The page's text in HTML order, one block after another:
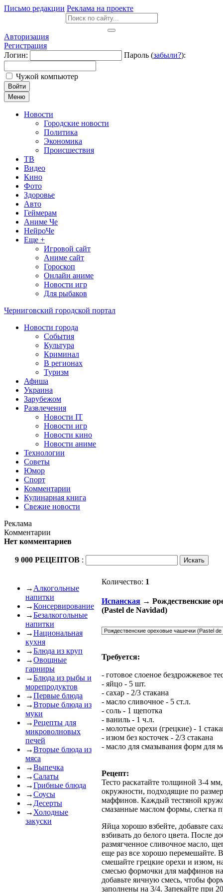
Письмо редакции Реклама на проекте
Авторизация
Регистрация
Логин:
Пароль (забыли?):
Чужой компьютер
Войти
Меню
Новости
Городские новости
Политика
Экономика
Происшествия
ТВ
Видео
Кино
Фото
Здоровье
Авто
Геймерам
Аниме Че
НейроЧе
Еще +
Игровой сайт
Аниме сайт
Гороскоп
Онлайн аниме
Новости игр
Для рыбаков
Черниговский городской портал
Новости города
События
Культура
Криминал
В регионах
Туризм
Афиша
Украина
Зарубежом
Развлечения
Новости IT
Новости игр
Новости кино
Новости аниме
Технологии
Советы
Юмор
Спорт
Комментарии
Кулинарная книга
Свежие новости
Реклама
Комментарии
Нет комментариев
9 000 РЕЦЕПТОВ :
→ Алкогольные
напитки
→Консервирование
→Безалкогольные
напитки
→Национальная
кухня
→Блюда из круп
→Овощные
гарниры
→Блюда из рыбы и
морепродуктов
→Первые блюда
→Вторые блюда из
муки
→Рецепты для
микроволновых
печей
→Вторые блюда из
мяса
→Выпечка
→Салаты
→Грибные блюда
→Соусы
→ Десерты
→ Холодные
закуски
Количество: 1
Испанская → Рождественские
(Pastel de Navidad)
Требуется:
- готовое слоеное бездрожжевое
- яйцо - 5 шт.
- сахар - 2/3 стакана
- масло сливочное - 5 ст.л.
- соль - 1 щепотка
- ваниль - 1 ч.л.
- молотые орехи (грецкие) - 1
- изюм без косточек - 2/3 стакана
- масло для смазывания форм для
Рецепт:
Тесто раскатайте толщиной 3-4
окружности, подходящие по
маффинов. Каждый тестяной
смазанные маслом формы, слегка
Яйца хорошо взбейте, добавьте
взбивать до белого цвета. После
размягченное сливочное масло,
еще раз все хорошо перемешайте.
смешайте грецкие орехи и изюм,
смесью формочки для маффинов
добавьте яичную смесь, чтобы
заполнены на 3/4. Запекайте при